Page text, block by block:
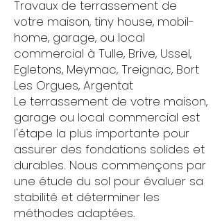
Travaux de terrassement de
votre maison, tiny house, mobil-
home, garage, ou local
commercial à Tulle, Brive, Ussel,
Egletons, Meymac, Treignac, Bort
Les Orgues, Argentat
Le terrassement de votre maison,
garage ou local commercial est
l'étape la plus importante pour
assurer des fondations solides et
durables. Nous commençons par
une étude du sol pour évaluer sa
stabilité et déterminer les
méthodes adaptées.